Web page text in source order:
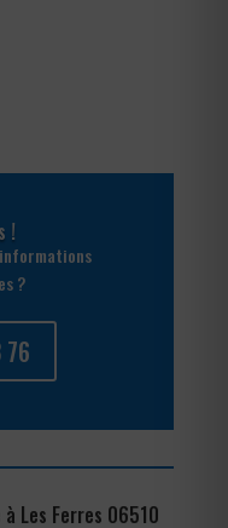
!
?
Les Ferres 06510